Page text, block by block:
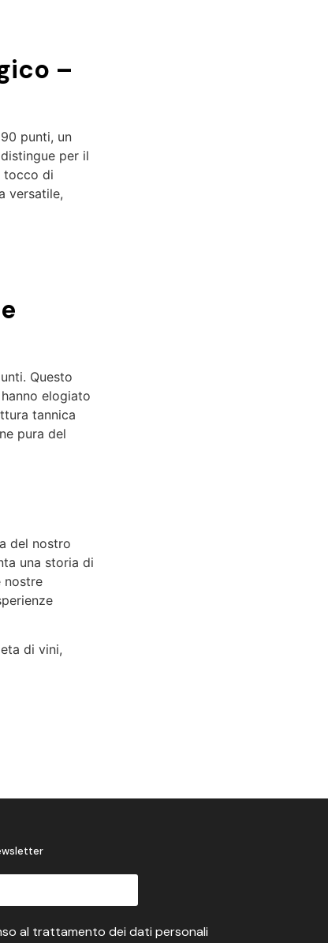
–
punti, un
per il
tocco di
versatile,
Questo
elogiato
tannica
pura del
del nostro
una storia di
nostre
di vini,
al trattamento dei dati personali